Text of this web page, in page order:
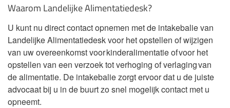
Waarom Landelijke Alimentatiedesk?
U kunt nu direct contact opnemen met de intakebalie van
Landelijke Alimentatiedesk voor het opstellen of wijzigen
van uw overeenkomst voor kinderalimentatie of voor het
opstellen van een verzoek tot verhoging of verlaging van
de alimentatie. De intakebalie zorgt ervoor dat u de juiste
advocaat bij u in de buurt zo snel mogelijk contact met u
opneemt.